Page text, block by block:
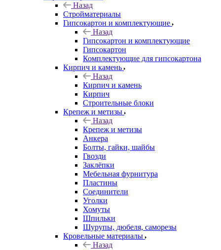
Назад
Стройматериалы
Гипсокартон и комплектующие
Назад
Гипсокартон и комплектующие
Гипсокартон
Комплектующие для гипсокартона
Кирпич и камень
Назад
Кирпич и камень
Кирпич
Строительные блоки
Крепеж и метизы
Назад
Крепеж и метизы
Анкера
Болты, гайки, шайбы
Гвозди
Заклёпки
Мебельная фурнитура
Пластины
Соединители
Уголки
Хомуты
Шпильки
Шурупы, дюбеля, саморезы
Кровельные материалы
Назад